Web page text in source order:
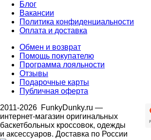
Блог
Вакансии
Политика конфиденциальности
Оплата и доставка
Обмен и возврат
Помощь покупателю
Программа лояльности
Отзывы
Подарочные карты
Публичная оферта
2011-2026 FunkyDunky.ru —
интернет-магазин оригинальных
баскетбольных кроссовок, одежды
и аксессуаров. Доставка по России